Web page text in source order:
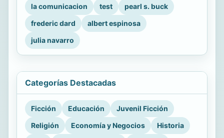
la comunicacion test
pearl s. buck
frederic dard
albert espinosa
julia navarro
Categorías Destacadas
Ficción Educación
Juvenil Ficción
Religión
Economía y Negocios Historia